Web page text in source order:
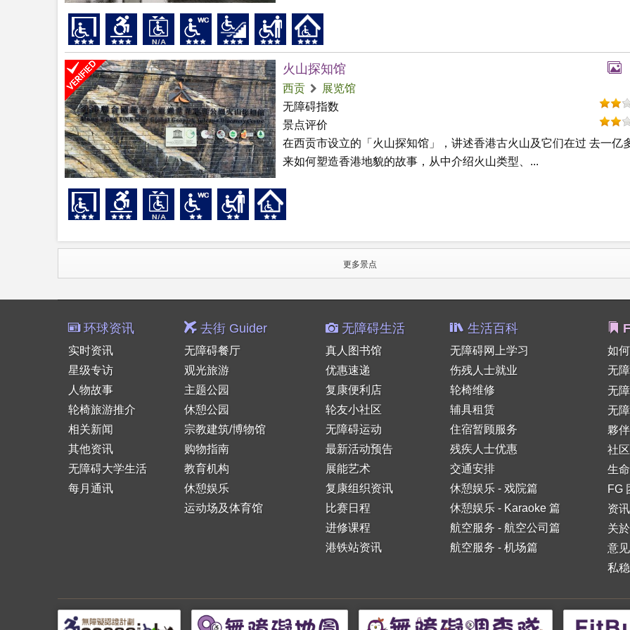
火山探知馆
西贡
展览馆
无障碍指数
景点评价
在西贡市设立的「火山探知馆」，讲述香港古火山及它们在过 去一亿
来如何塑造香港地貌的故事，从中介绍火山类型、...
更多景点
环球资讯
实时资讯
星级专访
人物故事
轮椅旅游推介
相关新闻
其他资讯
无障碍大学生活
每月通讯
去街 Guider
无障碍餐厅
观光旅游
主题公园
休憩公园
宗教建筑/博物馆
购物指南
教育机构
休憩娱乐
运动场及体育馆
无障碍生活
真人图书馆
优惠速递
复康便利店
轮友小社区
无障碍运动
最新活动预告
展能艺术
复康组织资讯
比赛日程
进修课程
港铁站资讯
生活百科
无障碍网上学习
伤残人士就业
轮椅维修
辅具租赁
住宿暂顾服务
残疾人士优惠
交通安排
休憩娱乐 - 戏院篇
休憩娱乐 - Karaoke 篇
航空服务 - 航空公司篇
航空服务 - 机场篇
如
无
无
无
夥
社
生
FG
资
关
意
私